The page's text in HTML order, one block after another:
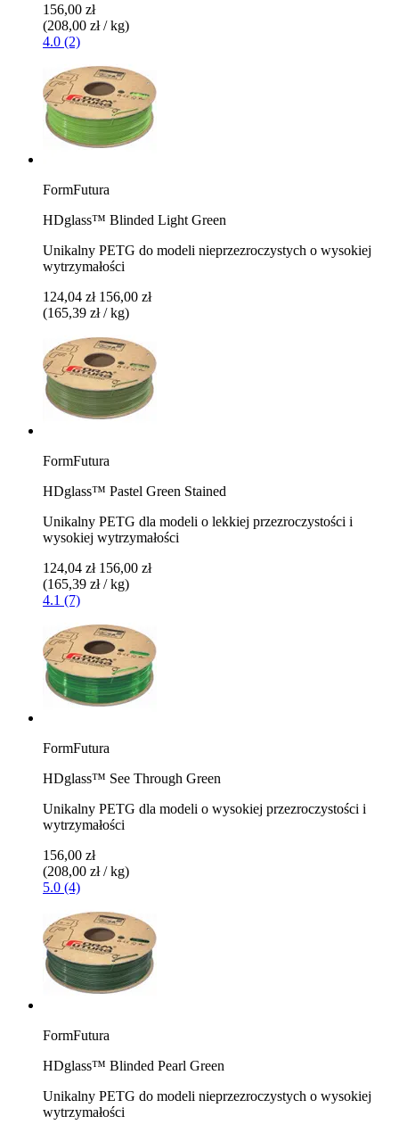
156,00 zł
(208,00 zł / kg)
4.0 (2)
FormFutura
HDglass™ Blinded Light Green
Unikalny PETG do modeli nieprzezroczystych o wysokiej
wytrzymałości
124,04 zł 156,00 zł
(165,39 zł / kg)
FormFutura
HDglass™ Pastel Green Stained
Unikalny PETG dla modeli o lekkiej przezroczystości i
wysokiej wytrzymałości
124,04 zł 156,00 zł
(165,39 zł / kg)
4.1 (7)
FormFutura
HDglass™ See Through Green
Unikalny PETG dla modeli o wysokiej przezroczystości i
wytrzymałości
156,00 zł
(208,00 zł / kg)
5.0 (4)
FormFutura
HDglass™ Blinded Pearl Green
Unikalny PETG do modeli nieprzezroczystych o wysokiej
wytrzymałości